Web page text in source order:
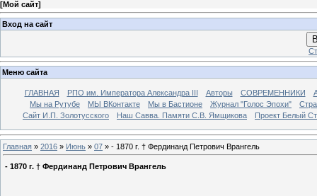
[Мой сайт]
Вход на сайт
Меню сайта
ГЛАВНАЯ РПО им. Императора Александра III Авторы СОВРЕМЕННИКИ
Мы на Рутубе
МЫ ВКонтакте Мы в Бастионе Журнал "Голос Эпохи"
Сайт И.П. Золотусского
Наш Савва. Памяти С.В. Ямщикова Проект Белый
Главная » 2016 » Июнь » 07 » - 1870 г. † Фердинанд Петрович Врангель
- 1870 г. † Фердинанд Петрович Врангель